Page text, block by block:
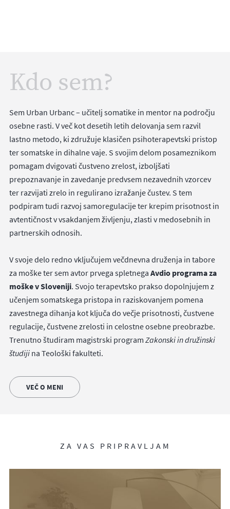
Kdo sem?
Sem Urban Urbanc – učitelj somatike in mentor na področju
osebne rasti. V več kot desetih letih delovanja sem razvil
lastno metodo, ki združuje klasičen psihoterapevtski pristop
ter somatske in dihalne vaje. S svojim delom posameznikom
pomagam dvigovati čustveno zrelost, izboljšati
prepoznavanje in zavedanje predvsem nezavednih vzorcev
ter razvijati zrelo in regulirano izražanje čustev. S tem
podpiram tudi razvoj samoregulacije ter krepim prisotnost in
avtentičnost v vsakdanjem življenju, zlasti v medosebnih in
partnerskih odnosih.
V svoje delo redno vključujem večdnevna druženja in tabore
za moške ter sem avtor prvega spletnega Avdio programa za
moške v Sloveniji. Svojo terapevtsko prakso dopolnjujem z
učenjem somatskega pristopa in raziskovanjem pomena
zavestnega dihanja kot ključa do večje prisotnosti, čustvene
regulacije, čustvene zrelosti in celostne osebne preobrazbe.
Trenutno študiram magistrski program Zakonski in družinski
študiji na Teološki fakulteti.
VEČ O MENI
ZA VAS PRIPRAVLJAM